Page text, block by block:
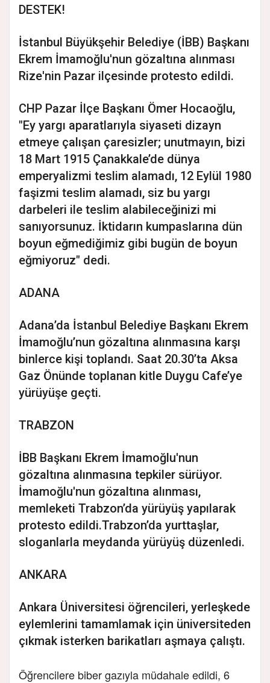
DESTEK!
İstanbul Büyükşehir Belediye (İBB) Başkanı
Ekrem İmamoğlu'nun gözaltına alınması
Rize'nin Pazar ilçesinde protesto edildi.
CHP Pazar İlçe Başkanı Ömer Hocaoğlu,
"Ey yargı aparatlarıyla siyaseti dizayn
etmeye çalışan çaresizler; unutmayın, bizi
18 Mart 1915 Çanakkale’de dünya
emperyalizmi teslim alamadı, 12 Eylül 1980
faşizmi teslim alamadı, siz bu yargı
darbeleri ile teslim alabileceğinizi mi
sanıyorsunuz. İktidarın kumpaslarına dün
boyun eğmediğimiz gibi bugün de boyun
eğmiyoruz" dedi.
ADANA
Adana’da İstanbul Belediye Başkanı Ekrem
İmamoğlu’nun gözaltına alınmasına karşı
binlerce kişi toplandı. Saat 20.30’ta Aksa
Gaz Önünde toplanan kitle Duygu Cafe’ye
yürüyüşe geçti.
TRABZON
İBB Başkanı Ekrem İmamoğlu'nun
gözaltına alınmasına tepkiler sürüyor.
İmamoğlu'nun gözaltına alınması,
memleketi Trabzon’da yürüyüş yapılarak
protesto edildi.Trabzon’da yurttaşlar,
sloganlarla meydanda yürüyüş düzenledi.
ANKARA
Ankara Üniversitesi öğrencileri, yerleşkede
eylemlerini tamamlamak için üniversiteden
çıkmak isterken barikatları aşmaya çalıştı.
Öğrencilere biber gazıyla müdahale edildi, 6